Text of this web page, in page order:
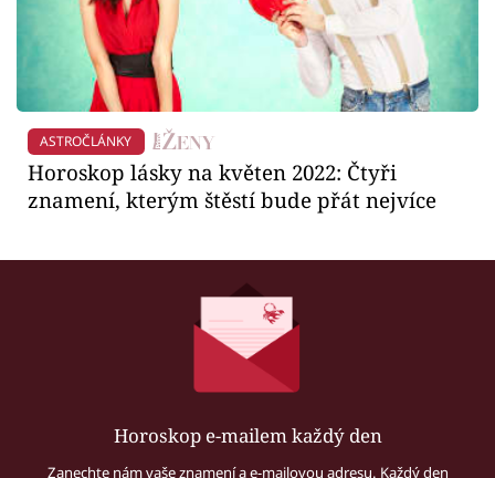
ASTROČLÁNKY
Horoskop lásky na květen 2022: Čtyři
znamení, kterým štěstí bude přát nejvíce
Horoskop e-mailem každý den
Zanechte nám vaše znamení a e-mailovou adresu. Každý den